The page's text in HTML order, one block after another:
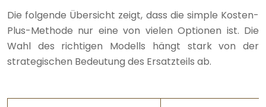
Die folgende Übersicht zeigt, dass die simple Kosten-
Plus-Methode nur eine von vielen Optionen ist. Die
Wahl des richtigen Modells hängt stark von der
strategischen Bedeutung des Ersatzteils ab.